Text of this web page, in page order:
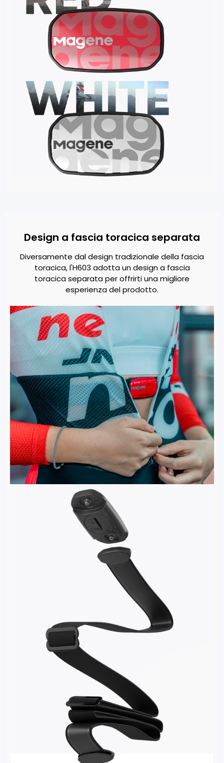
Design a fascia toracica separata
Diversamente dal design tradizionale della fascia
toracica, l'H603 adotta un design a fascia
toracica separata per offrirti una migliore
esperienza del prodotto.